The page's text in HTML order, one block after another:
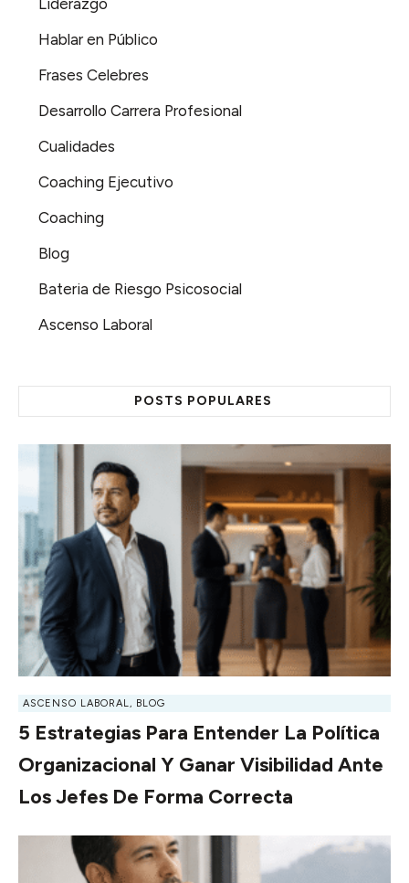
Liderazgo
Hablar en Público
Frases Celebres
Desarrollo Carrera Profesional
Cualidades
Coaching Ejecutivo
Coaching
Blog
Bateria de Riesgo Psicosocial
Ascenso Laboral
POSTS POPULARES
ASCENSO LABORAL, BLOG
5 Estrategias Para Entender La Política
Organizacional Y Ganar Visibilidad Ante
Los Jefes De Forma Correcta